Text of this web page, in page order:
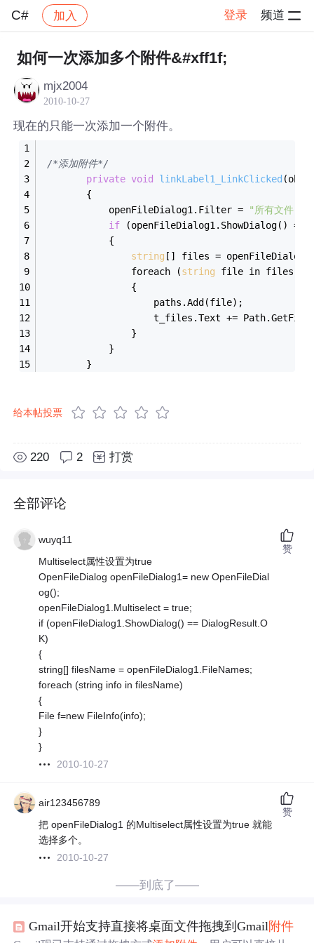
C# 加入 登录 频道
社区 C# 帖子详情
如何一次添加多个附件&#xff1f;
mjx2004
2010-10-27
现在的只能一次添加一个附件。
/*添加附件*/
private void linkLabel1_LinkClicked
        {
            openFileDialog1.Filter =
"所有文件
if (openFileDialog1.ShowDialog() ==
            {
string [] files =
                foreach (
string file in files)
                {
                    paths.Add(file);
t_files.Text +=
                }
            }
        }
给本帖投票
220 2 打赏
全部评论
wuyq11
Multiselect属性设置为true
OpenFileDialog openFileDialog1= new OpenFileDial
og();
openFileDialog1.Multiselect = true;
if (openFileDialog1.ShowDialog() == DialogResult.O
K)
{
string[] filesName = openFileDialog1.FileNames;
foreach (string info in filesName)
{
File f=new FileInfo(info);
}
}
2010-10-27
赞
air123456789
把 openFileDialog1 的Multiselect属性设置为true 就能
选择多个。
2010-10-27
赞
——到底了——
Gmail开始支持直接将桌面文件拖拽到Gmail附件